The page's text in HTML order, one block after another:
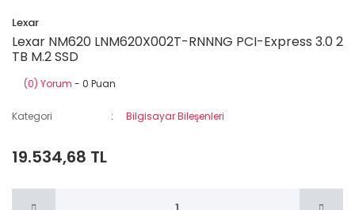
Lexar
Lexar NM620 LNM620X002T-RNNNG PCI-Express 3.0 2
TB M.2 SSD
(0) Yorum - 0 Puan
Kategori Bilgisayar Bileşenleri
19.534,68 TL